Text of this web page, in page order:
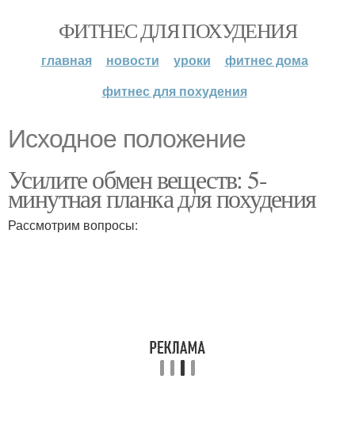
ФИТНЕС ДЛЯ ПОХУДЕНИЯ
главная новости уроки
фитнес дома
фитнес для похудения
Исходное положение
Усилите обмен веществ: 5-
минутная планка для похудения
Рассмотрим вопросы: